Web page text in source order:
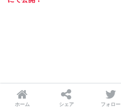
ホーム シェア フォロー